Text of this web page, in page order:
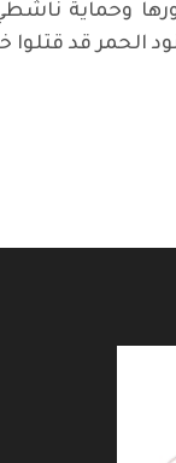
وحماية